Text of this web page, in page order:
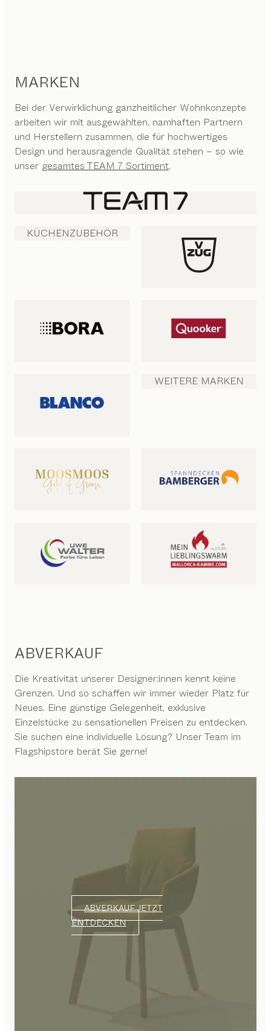
MARKEN
Bei der Verwirklichung ganzheitlicher Wohnkonzepte
arbeiten wir mit ausgewählten, namhaften Partnern
und Herstellern zusammen, die für hochwertiges
Design und herausragende Qualität stehen – so wie
unser gesamtes TEAM 7 Sortiment.
KÜCHENZUBEHÖR
WEITERE MARKEN
ABVERKAUF
Die Kreativität unserer Designer:innen kennt keine
Grenzen. Und so schaffen wir immer wieder Platz für
Neues. Eine günstige Gelegenheit, exklusive
Einzelstücke zu sensationellen Preisen zu entdecken.
Sie suchen eine individuelle Lösung? Unser Team im
Flagshipstore berät Sie gerne!
ABVERKAUF JETZT
ENTDECKEN